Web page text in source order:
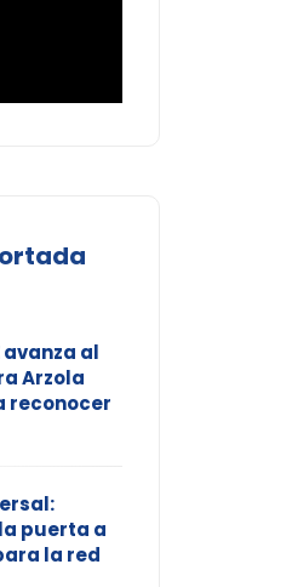
avanza al
Arzola
reconocer
puerta a
la red